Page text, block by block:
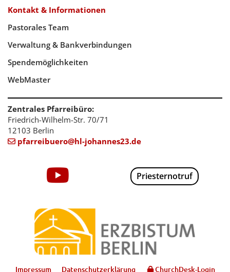
Kontakt & Informationen
Pastorales Team
Verwaltung & Bankverbindungen
Spendemöglichkeiten
WebMaster
Zentrales Pfarreibüro:
Friedrich-Wilhelm-Str. 70/71
12103 Berlin
 pfarreibuero@hl-johannes23.de
Priesternotruf
Impressum Datenschutzerklärung ChurchDesk-Login